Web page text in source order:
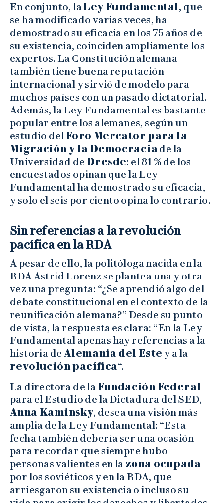
En conjunto, laLey Fundamental, que
se ha modificado varias veces, ha
demostrado su eficacia en los 75 años de
su existencia, coinciden ampliamente los
expertos. La Constitución alemana
también tiene buena reputación
internacional y sirvió de modelo para
muchos países con un pasado dictatorial.
Además, la Ley Fundamental es bastante
popular entre los alemanes, según un
estudio del Foro Mercator para la
Migración y la Democracia de la
Universidad de Dresde: el 81 % de los
encuestados opinan que la Ley
Fundamental ha demostrado su eficacia,
y solo el seis por ciento opina lo contrario.
Sin referencias a la revolución
pacífica en la RDA
A pesar de ello, la politóloga nacida en la
RDA Astrid Lorenz se plantea una y otra
vez una pregunta: “¿Se aprendió algo del
debate constitucional en el contexto de la
reunificación alemana?” Desde su punto
de vista, la respuesta es clara: “En la Ley
Fundamental apenas hay referencias a la
historia de Alemania del Este y a la
revolución pacífica“.
La directora de la Fundación Federal
para el Estudio de la Dictadura del SED,
Anna Kaminsky, desea una visión más
amplia de la Ley Fundamental: “Esta
fecha también debería ser una ocasión
para recordar que siempre hubo
personas valientes en la zona ocupada
por los soviéticos y en la RDA, que
arriesgaron su existencia o incluso su